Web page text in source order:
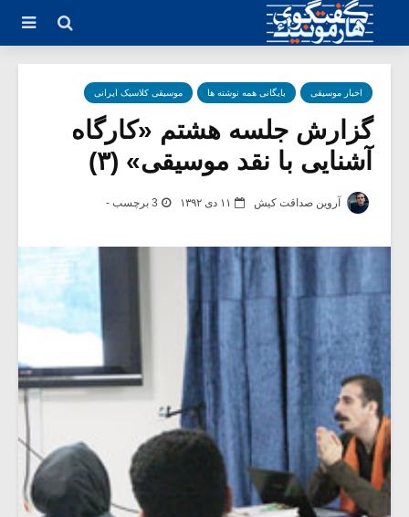
اخبار موسیقی بایگانی همه نوشته ها موسیقی کلاسیک ایرانی
گزارش جلسه هشتم «کارگاه
آشنایی با نقد موسیقی» (۳)
آروین صداقت کیش ۱۱ دی ۱۳۹۲ 3 برچسب -